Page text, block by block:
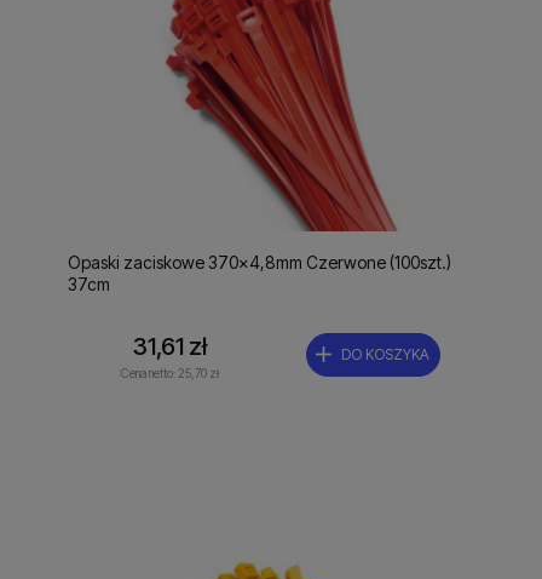
Opaski zaciskowe 370x4,8mm Czerwone (100szt.)
37cm
31,61 zł
Cena netto: 25,70 zł
DO KOSZYKA